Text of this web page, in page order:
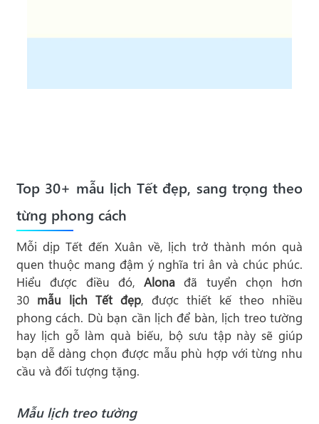
Top 30+ mẫu lịch Tết đẹp, sang trọng theo
từng phong cách
Mỗi dịp Tết đến Xuân về, lịch trở thành món quà
quen thuộc mang đậm ý nghĩa tri ân và chúc phúc.
Hiểu được điều đó, Alona đã tuyển chọn hơn
30 mẫu lịch Tết đẹp, được thiết kế theo nhiều
phong cách. Dù bạn cần lịch để bàn, lịch treo tường
hay lịch gỗ làm quà biếu, bộ sưu tập này sẽ giúp
bạn dễ dàng chọn được mẫu phù hợp với từng nhu
cầu và đối tượng tặng.
Mẫu lịch treo tường